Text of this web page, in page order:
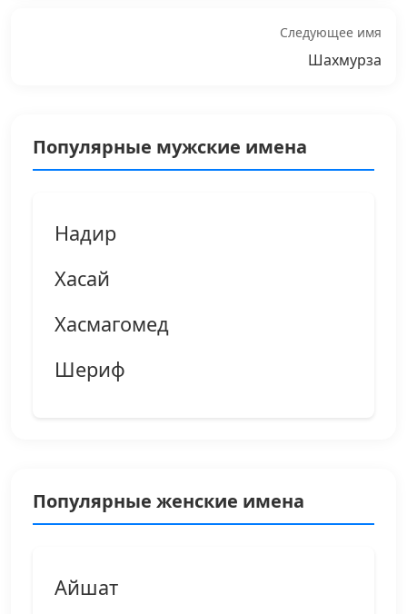
Следующее имя
Шахмурза
Популярные мужские имена
Надир
Хасай
Хасмагомед
Шериф
Популярные женские имена
Айшат